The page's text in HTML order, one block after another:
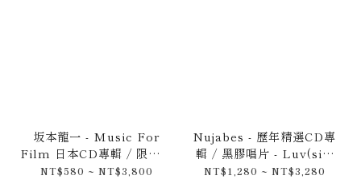
坂本龍一 - Music For
Film 日本CD專輯 / 限量黑
膠唱片 & 橙色彩膠 2LP -
NT$580 ~ NT$3,800
Nujabes - 歷年精選CD專
輯 / 黑膠唱片 - Luv(sic)
Hexalogy & Spiritual
NT$1,280 ~ NT$3,280